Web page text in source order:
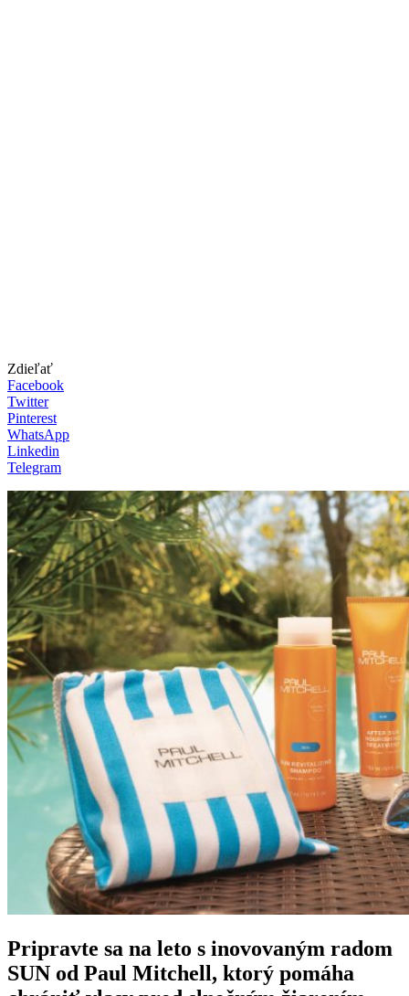
Zdieľať
Facebook
Twitter
Pinterest
WhatsApp
Linkedin
Telegram
Pripravte sa na leto s inovovaným radom
SUN od Paul Mitchell, ktorý pomáha